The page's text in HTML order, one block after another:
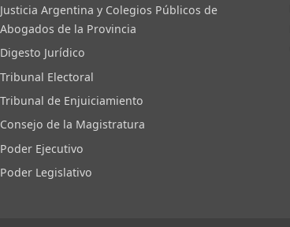
Justicia Argentina y Colegios Públicos de
Abogados de la Provincia
Digesto Jurídico
Tribunal Electoral
Tribunal de Enjuiciamiento
Consejo de la Magistratura
Poder Ejecutivo
Poder Legislativo